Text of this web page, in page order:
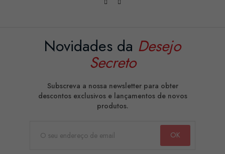
Novidades da Desejo
Secreto
Subscreva a nossa newsletter para obter
descontos exclusivos e lançamentos de novos
produtos.